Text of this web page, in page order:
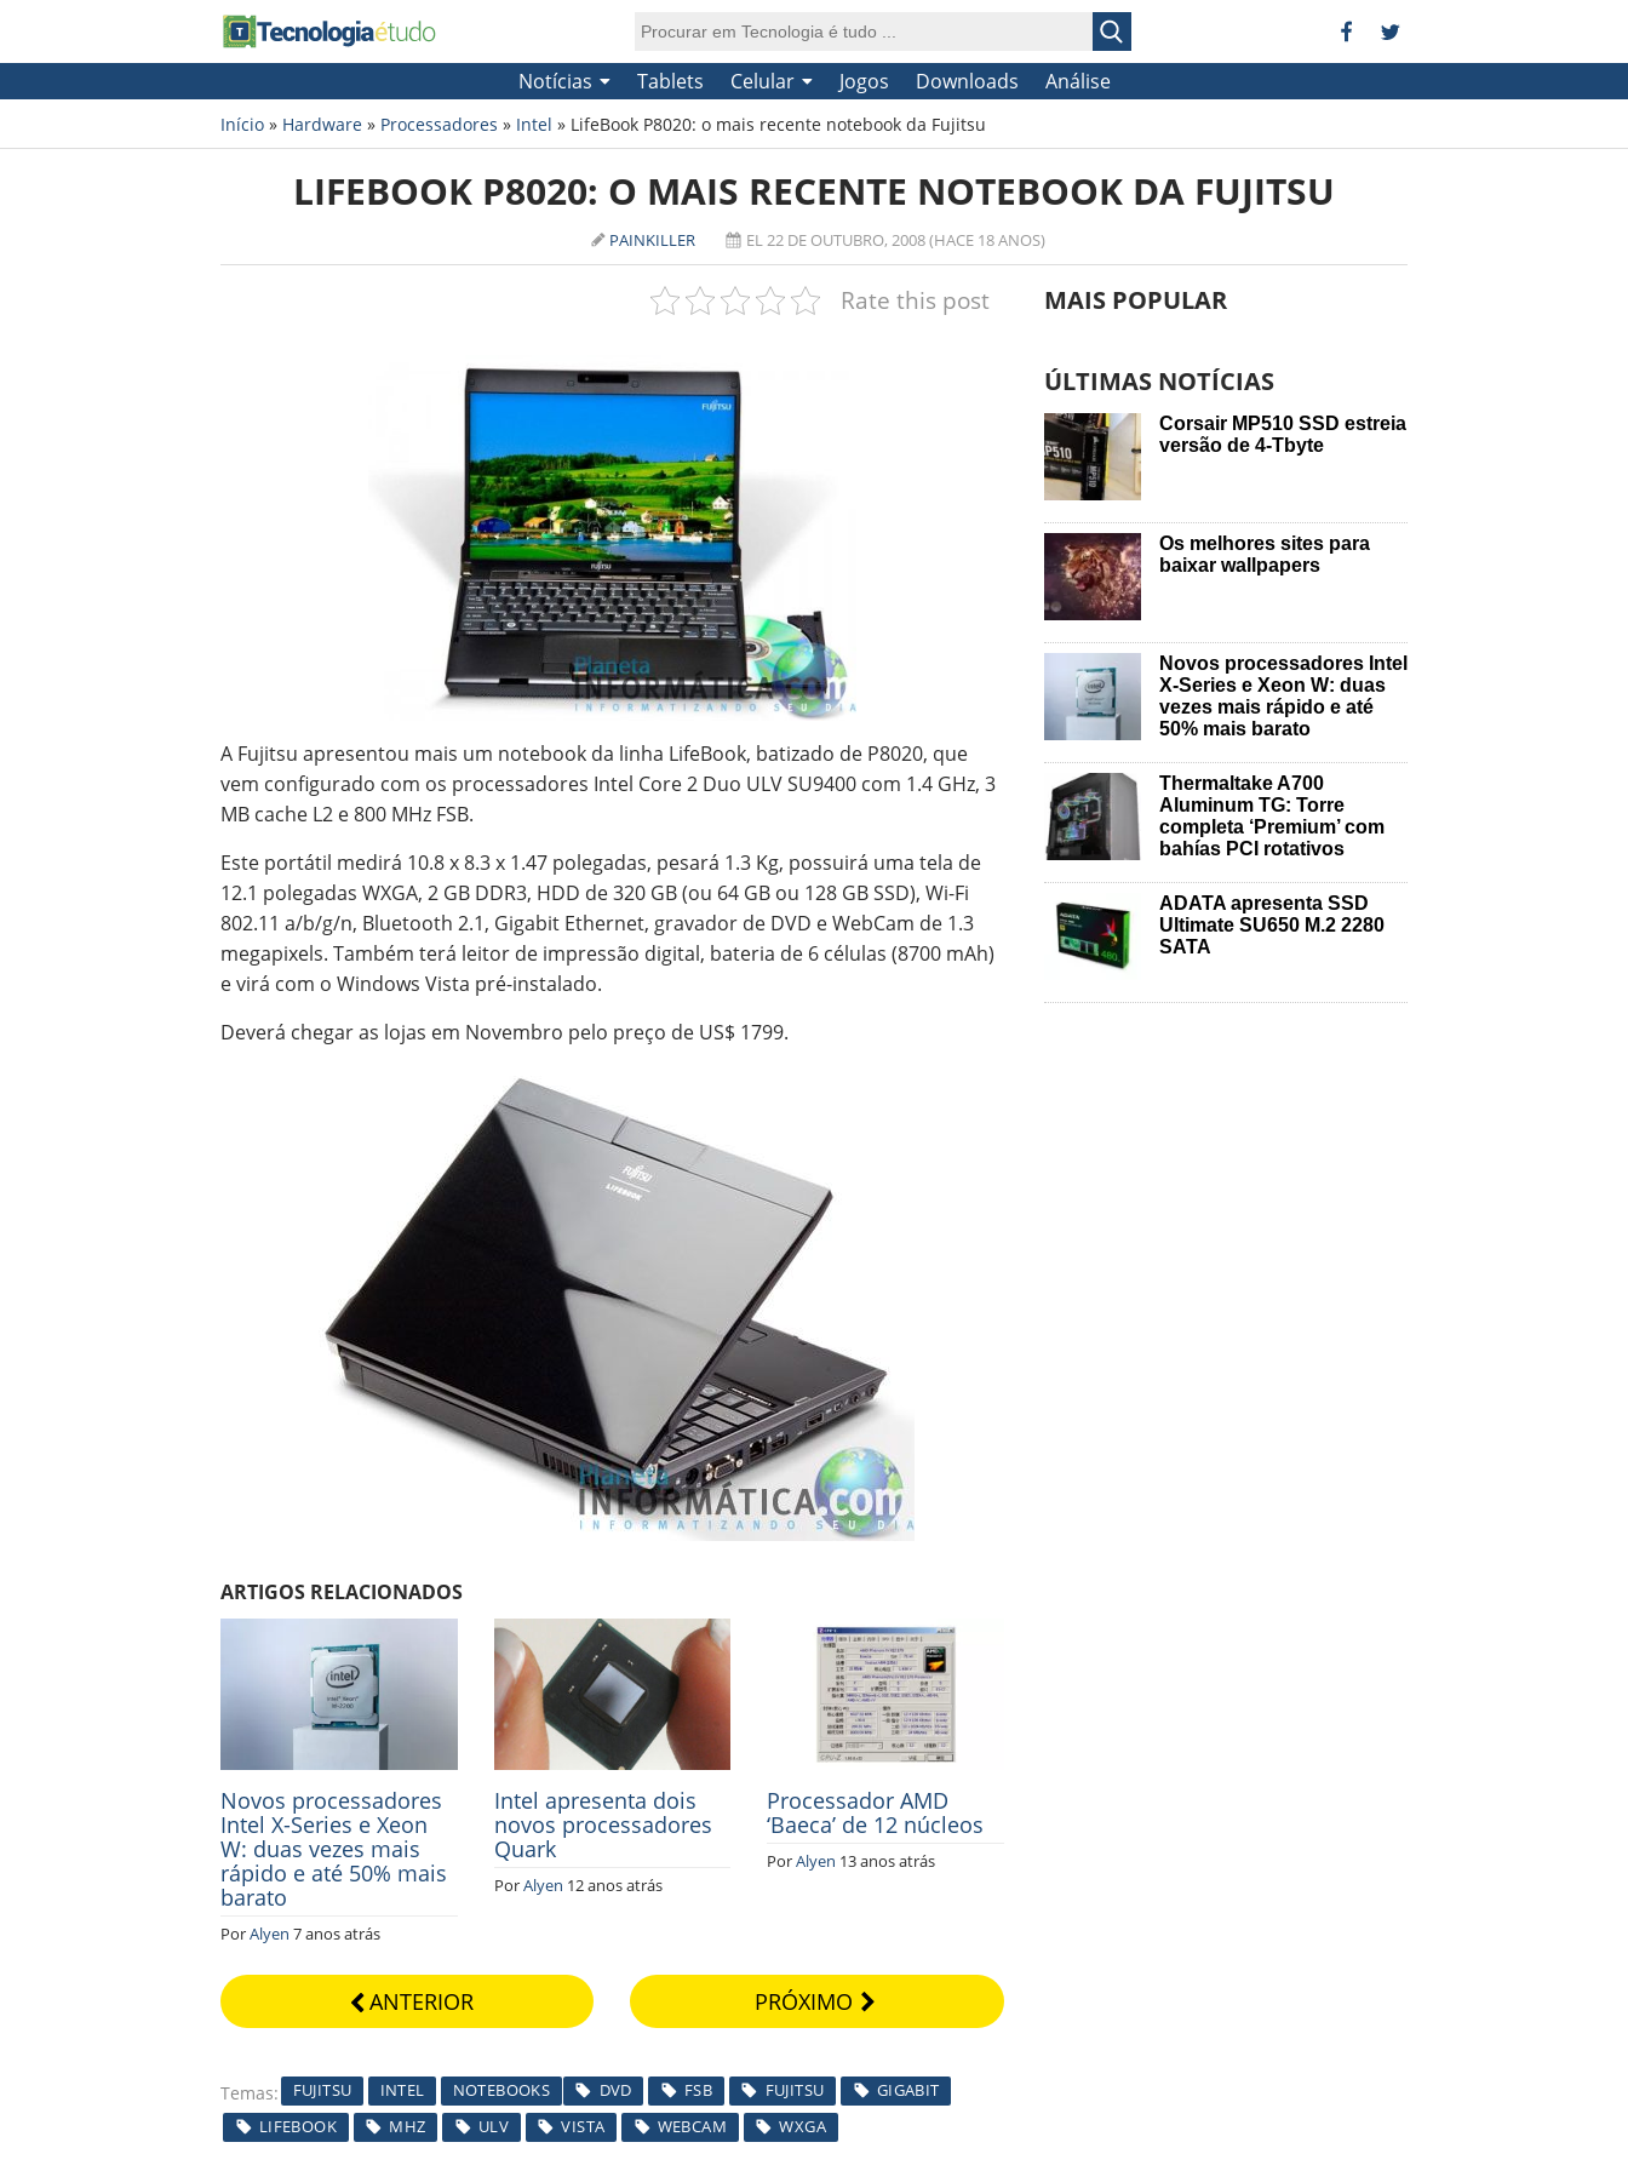
Notícias Tablets Celular Jogos Downloads Análise
Início » Hardware » Processadores » Intel » LifeBook P8020: o mais recente notebook da Fujitsu
LIFEBOOK P8020: O MAIS RECENTE NOTEBOOK DA FUJITSU
PAINKILLER EL 22 DE OUTUBRO, 2008 (HACE 18 ANOS)
Rate this post
A Fujitsu apresentou mais um notebook da linha LifeBook, batizado de P8020, que
vem configurado com os processadores Intel Core 2 Duo ULV SU9400 com 1.4 GHz, 3
MB cache L2 e 800 MHz FSB.
Este portátil medirá 10.8 x 8.3 x 1.47 polegadas, pesará 1.3 Kg, possuirá uma tela de
12.1 polegadas WXGA, 2 GB DDR3, HDD de 320 GB (ou 64 GB ou 128 GB SSD), Wi-Fi
802.11 a/b/g/n, Bluetooth 2.1, Gigabit Ethernet, gravador de DVD e WebCam de 1.3
megapixels. Também terá leitor de impressão digital, bateria de 6 células (8700 mAh)
e virá com o Windows Vista pré-instalado.
Deverá chegar as lojas em Novembro pelo preço de US$ 1799.
ARTIGOS RELACIONADOS
Novos processadores
Intel X-Series e Xeon
W: duas vezes mais
rápido e até 50% mais
barato
PorAlyen 7 anos atrás
Intel apresenta dois
novos processadores
Quark
PorAlyen 12 anos atrás
Processador AMD
‘Baeca’ de 12 núcleos
PorAlyen 13 anos atrás
ANTERIOR PRÓXIMO
Temas FUJITSU INTEL NOTEBOOKS DVD FSB FUJITSU
GIGABIT
LIFEBOOK
MHZ ULV VISTA WEBCAM WXGA
MAIS POPULAR
ÚLTIMAS NOTÍCIAS
Corsair MP510 SSD estreia
versão de 4-Tbyte
Os melhores sites para
baixar wallpapers
Novos processadores Intel
X-Series e Xeon W: duas
vezes mais rápido e até
50% mais barato
Thermaltake A700
Aluminum TG: Torre
completa ‘Premium’ com
bahías PCI rotativos
ADATA apresenta SSD
Ultimate SU650 M.2 2280
SATA